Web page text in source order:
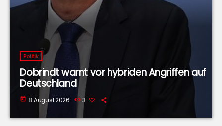
Politik
Dobrindt warnt vor hybriden Angriffen auf
Deutschland
today 8 August 2026 3